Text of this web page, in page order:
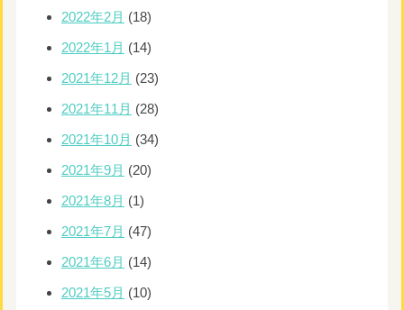
2022年2月 (18)
2022年1月 (14)
2021年12月 (23)
2021年11月 (28)
2021年10月 (34)
2021年9月 (20)
2021年8月 (1)
2021年7月 (47)
2021年6月 (14)
2021年5月 (10)